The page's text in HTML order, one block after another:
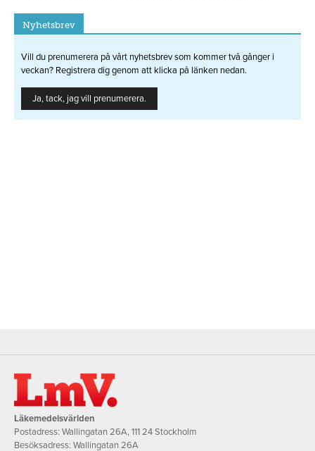
Nyhetsbrev
Vill du prenumerera på vårt nyhetsbrev som kommer två gånger i
veckan? Registrera dig genom att klicka på länken nedan.
Ja, tack, jag vill prenumerera.
Läkemedelsvärlden
Postadress: Wallingatan 26A, 111 24 Stockholm
Besöksadress: Wallingatan 26A